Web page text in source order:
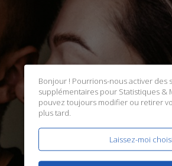
Bonjour ! Pourrions-nous activer des
supplémentaires pour Statistiques &
pouvez toujours modifier ou retirer
plus tard.
Laissez-moi